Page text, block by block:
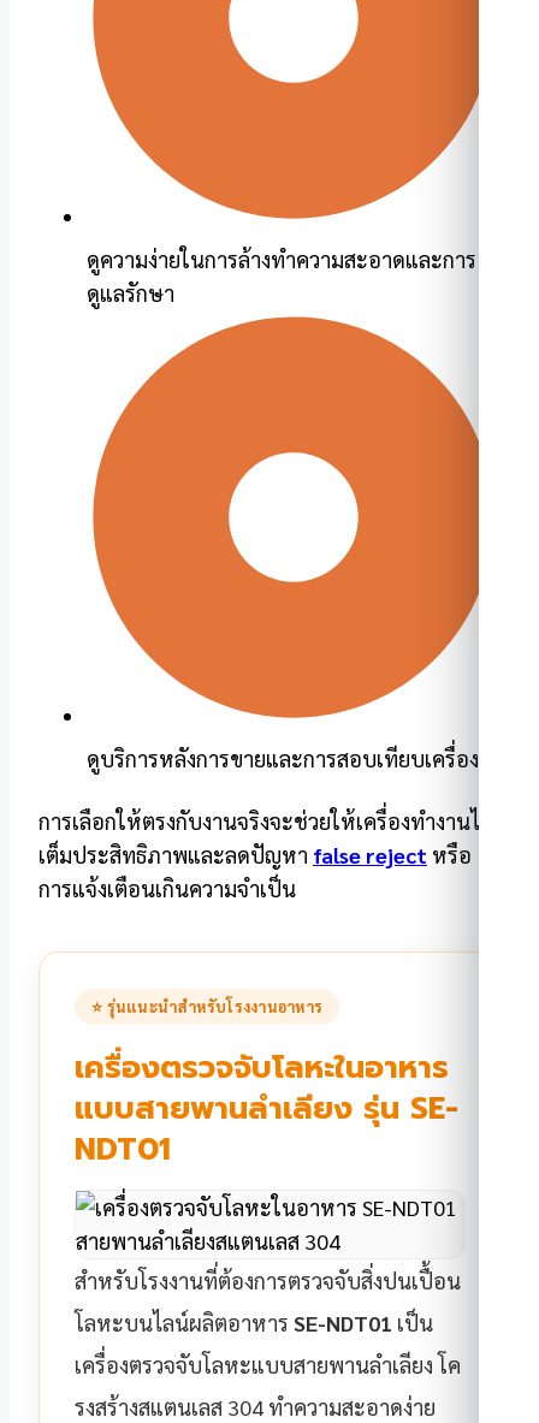
ดูความง่ายในการล้างทำความสะอาดและการ
ดูแลรักษา
ดูบริการหลังการขายและการสอบเทียบเครื่อง
การเลือกให้ตรงกับงานจริงจะช่วยให้เครื่องทำงานได้
เต็มประสิทธิภาพและลดปัญหา false reject หรือ
การแจ้งเตือนเกินความจำเป็น
⭐ รุ่นแนะนำสำหรับโรงงานอาหาร
เครื่องตรวจจับโลหะในอาหาร
แบบสายพานลำเลียง รุ่น SE-
NDT01
สำหรับโรงงานที่ต้องการตรวจจับสิ่งปนเปื้อน
โลหะบนไลน์ผลิตอาหาร SE-NDT01 เป็น
เครื่องตรวจจับโลหะแบบสายพานลำเลียง โค
รงสร้างสแตนเลส 304 ทำความสะอาดง่าย